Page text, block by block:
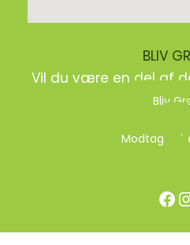
BLIV
Vil du være en del af
Bliv
Modtag
Facebook